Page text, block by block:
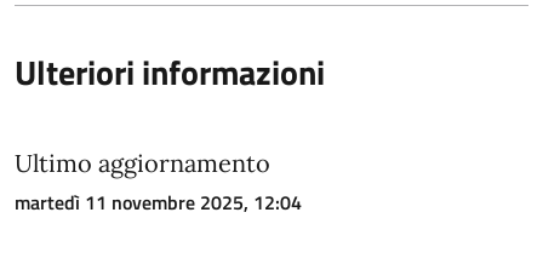
Ulteriori informazioni
Ultimo aggiornamento
martedì 11 novembre 2025, 12:04